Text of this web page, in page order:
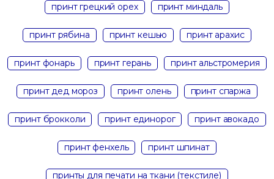
принт грецкий орех принт миндаль
принт рябина принт кешью принт арахис
принт фонарь принт герань принт альстромерия
принт дед мороз принт олень принт спаржа
принт брокколи принт единорог принт авокадо
принт фенхель принт шпинат
принты для печати на ткани (текстиле)